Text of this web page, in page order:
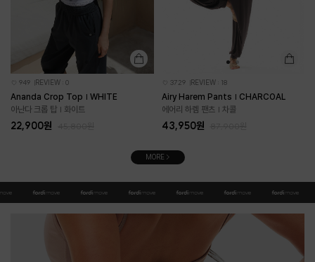
949 REVIEW : 0
Ananda Crop Top | WHITE
아난다 크롭 탑 | 화이트
22,900원
3729 REVIEW : 18
Airy Harem Pants | CHARCOAL
에어리 하렘 팬츠 | 차콜
43,950원
MORE >